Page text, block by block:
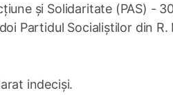
și Solidaritate (PAS) -
Partidul Socialiștilor din R.
indeciși.